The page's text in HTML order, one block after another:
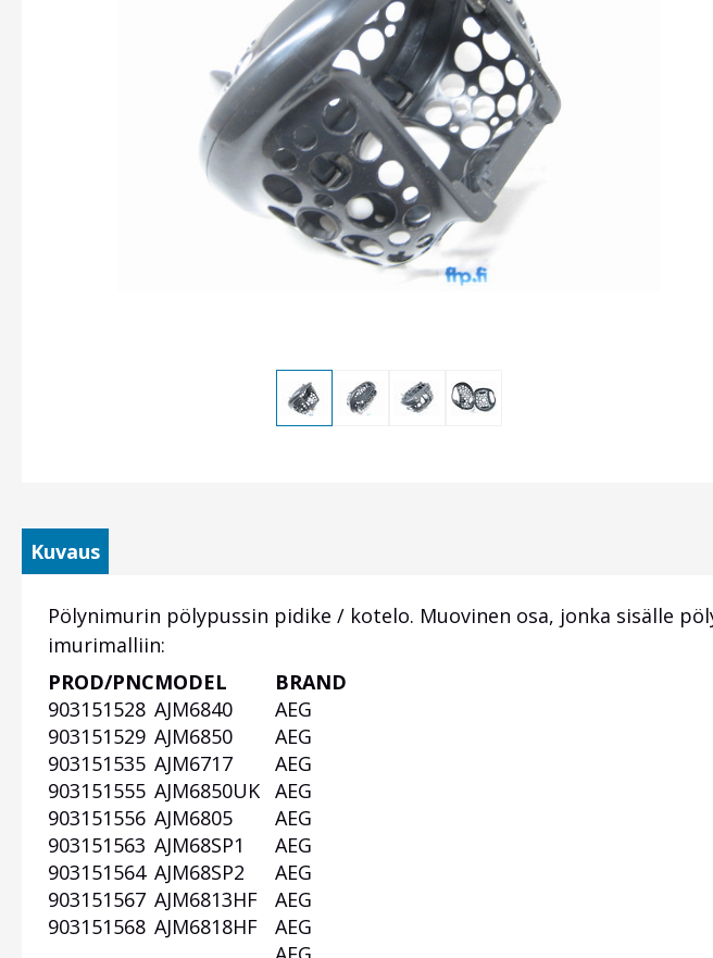
Kuvaus
Pölynimurin pölypussin pidike / kotelo. Muovinen osa, jonka sisälle
imurimalliin:
Otsikko
1
PROD/PNCMODEL
BRAND
903151528 AJM6840
AEG
903151529 AJM6850
AEG
903151535 AJM6717
AEG
903151555 AJM6850UK AEG
903151556 AJM6805
AEG
903151563 AJM68SP1
AEG
903151564 AJM68SP2
AEG
903151567 AJM6813HF
AEG
903151568 AJM6818HF
AEG